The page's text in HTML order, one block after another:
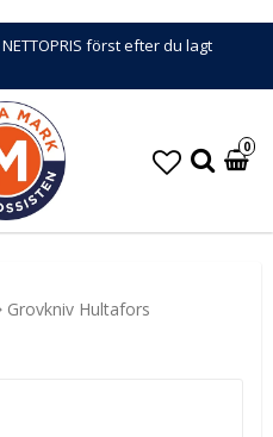
först efter du lagt
0
Grovkniv Hultafors